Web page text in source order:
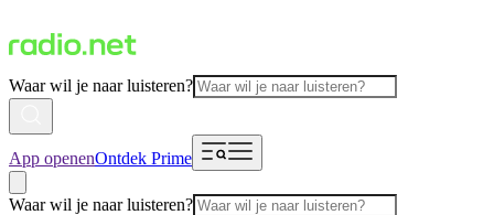
Waar wil je naar luisteren?
App openenOntdek Prime
Waar wil je naar luisteren?